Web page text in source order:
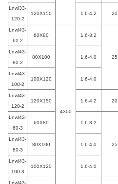
Lnwl33-
120-2
120X150 1.6-4.2 20
Lnwl43-
60-2
60X80
4300
1.6-3.2
25
Lnwl43-
80-2
80X100 1.6-4.0
Lnwl43-
100-2
100X120 1.6-4.0
Lnwl43-
120-2
120X150 1.6-4.2 20
Lnwl43-
60-3
60X80 1.6-3.2
25
Lnwl43-
80-3
80X100 1.6-4.0
Lnwl43-
100-3
100X120 1.6-4.0
Lnwl43-